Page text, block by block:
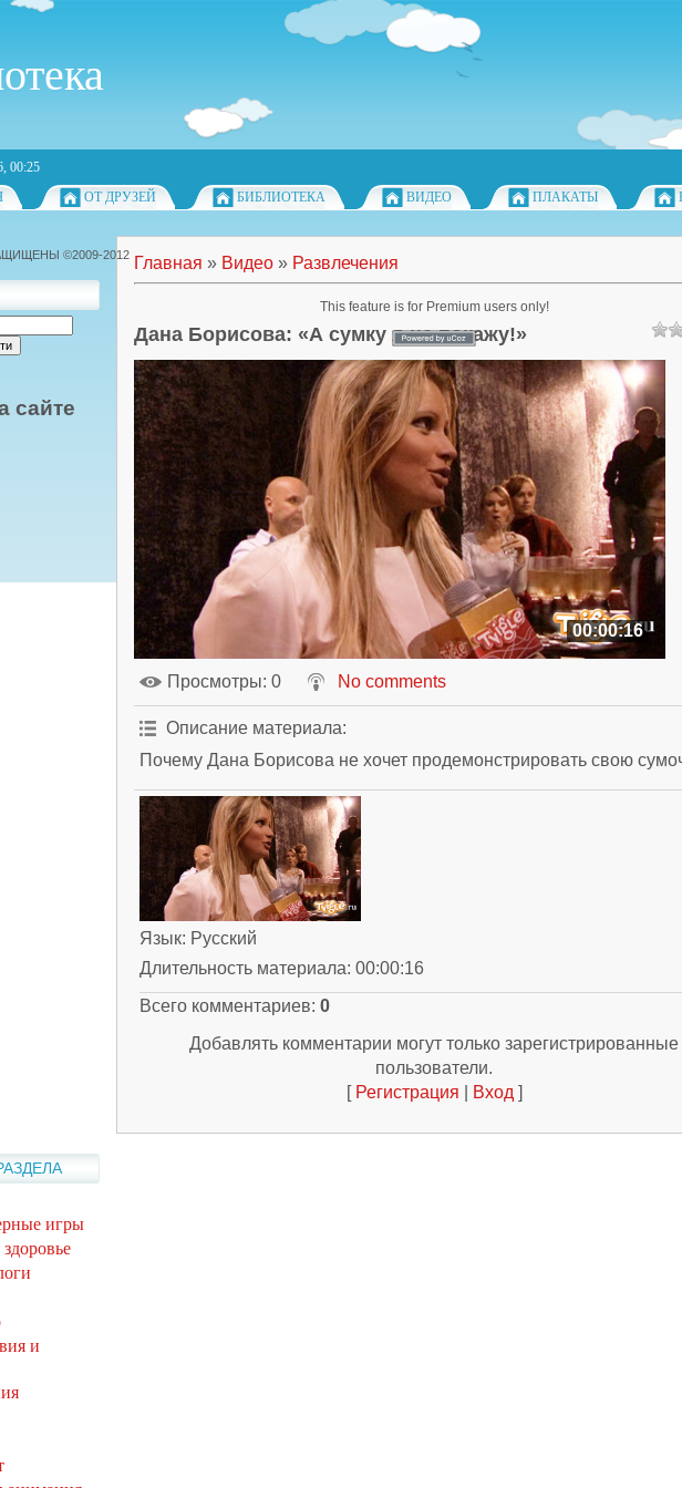
00:25
ОТ ДРУЗЕЙ БИБЛИОТЕКА ВИДЕО ПЛАКАТЫ
сайте
игры
и
Главная » Видео » Развлечения
Дана Борисова: «А сумку я не покажу!»
00:00:16
Просмотры: 0 No comments
Описание материала:
Почему Дана Борисова не хочет продемонстрировать свою
Язык: Русский
Длительность материала: 00:00:16
Всего комментариев: 0
Добавлять комментарии могут только зарегистрированные
пользователи.
[ Регистрация Вход ]
©2009-2012
This feature is for Premium users only!